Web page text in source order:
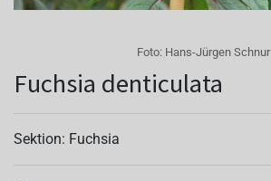
Foto: Hans-Jürgen Schnur
Fuchsia denticulata
Sektion: Fuchsia